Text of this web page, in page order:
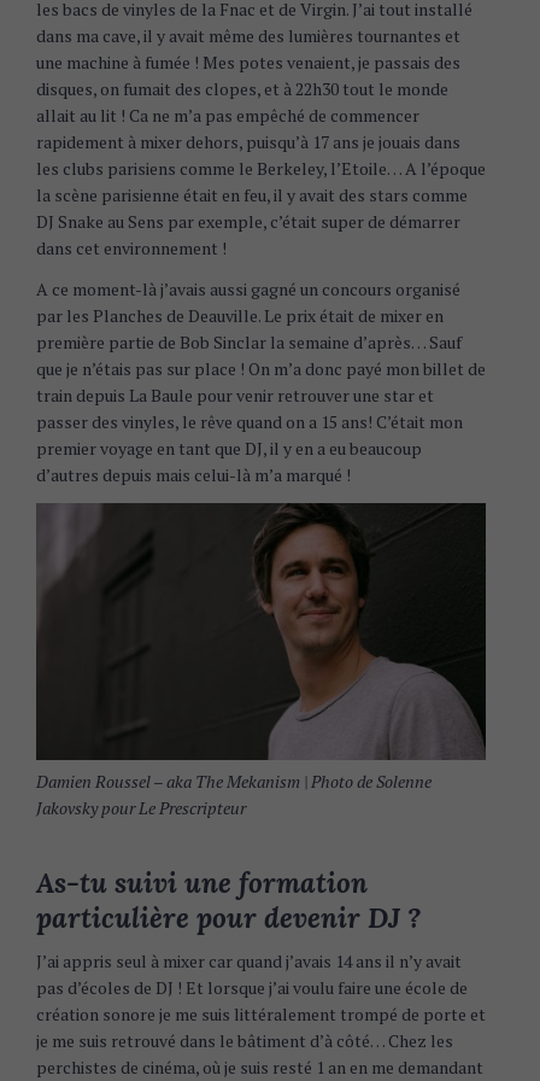
les bacs de vinyles de la Fnac et de Virgin. J’ai tout installé
dans ma cave, il y avait même des lumières tournantes et
une machine à fumée ! Mes potes venaient, je passais des
disques, on fumait des clopes, et à 22h30 tout le monde
allait au lit ! Ca ne m’a pas empêché de commencer
rapidement à mixer dehors, puisqu’à 17 ans je jouais dans
les clubs parisiens comme le Berkeley, l’Etoile… A l’époque
la scène parisienne était en feu, il y avait des stars comme
DJ Snake au Sens par exemple, c’était super de démarrer
dans cet environnement !
A ce moment-là j’avais aussi gagné un concours organisé
par les Planches de Deauville. Le prix était de mixer en
première partie de Bob Sinclar la semaine d’après… Sauf
que je n’étais pas sur place ! On m’a donc payé mon billet de
train depuis La Baule pour venir retrouver une star et
passer des vinyles, le rêve quand on a 15 ans! C’était mon
premier voyage en tant que DJ, il y en a eu beaucoup
d’autres depuis mais celui-là m’a marqué !
Damien Roussel – aka The Mekanism | Photo de Solenne
Jakovsky pour Le Prescripteur
As-tu suivi une formation
particulière pour devenir DJ ?
J’ai appris seul à mixer car quand j’avais 14 ans il n’y avait
pas d’écoles de DJ ! Et lorsque j’ai voulu faire une école de
création sonore je me suis littéralement trompé de porte et
je me suis retrouvé dans le bâtiment d’à côté… Chez les
perchistes de cinéma, où je suis resté 1 an en me demandant